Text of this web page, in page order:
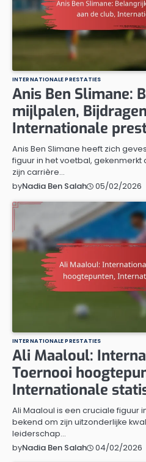
INTERNATIONALE PRESTATIES
Anis Ben Slimane:
mijlpalen,
Internationale
Anis Ben Slimane heeft zich
figuur in het voetbal,
zijn carrière…
byNadia Ben Salah 05/02/2026
INTERNATIONALE PRESTATIES
Ali Maaloul:
Toernooi
Internationale
Ali Maaloul is een cruciale figuur
bekend om zijn uitzonderlijke
leiderschap…
byNadia Ben Salah 04/02/2026